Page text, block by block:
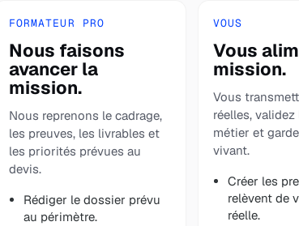
FORMATEUR PRO
Nous faisons
avancer la
mission.
Nous reprenons le cadrage,
les preuves, les livrables et
les priorités prévues au
devis.
Rédiger le dossier prévu
au périmètre.
VOUS
Vous
mission.
Vous
réelles,
métier et
vivant.
Créer les
relèvent de
réelle.